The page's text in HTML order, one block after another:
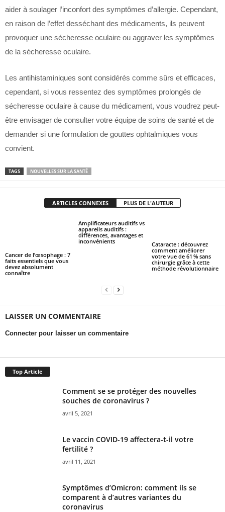
aider à soulager l’inconfort des symptômes d’allergie. Cependant,
en raison de l’effet desséchant des médicaments, ils peuvent
provoquer une sécheresse oculaire ou aggraver les symptômes
de la sécheresse oculaire.
Les antihistaminiques sont considérés comme sûrs et efficaces,
cependant, si vous ressentez des symptômes prolongés de
sécheresse oculaire à cause du médicament, vous voudrez peut-
être envisager de consulter votre équipe de soins de santé et de
demander si une formulation de gouttes ophtalmiques vous
convient.
TAGS NOUVELLES SUR LA SANTÉ
ARTICLES CONNEXES PLUS DE L'AUTEUR
Cancer de l’œsophage : 7
faits essentiels que vous
devez absolument
connaître
Amplificateurs auditifs vs
appareils auditifs :
différences, avantages et
inconvénients
Cataracte : découvrez
comment améliorer
votre vue de 61 % sans
chirurgie grâce à cette
méthode révolutionnaire
LAISSER UN COMMENTAIRE
Connecter pour laisser un commentaire
Top Article
Comment se se protéger des nouvelles
souches de coronavirus ?
avril 5, 2021
Le vaccin COVID-19 affectera-t-il votre
fertilité ?
avril 11, 2021
Symptômes d’Omicron: comment ils se
comparent à d’autres variantes du
coronavirus